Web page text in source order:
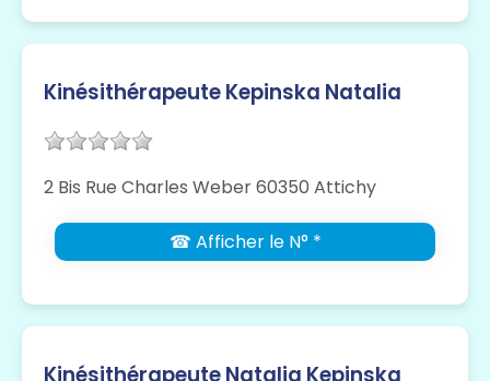
Kinésithérapeute Kepinska Natalia
2 Bis Rue Charles Weber 60350 Attichy
☎ Afficher le N° *